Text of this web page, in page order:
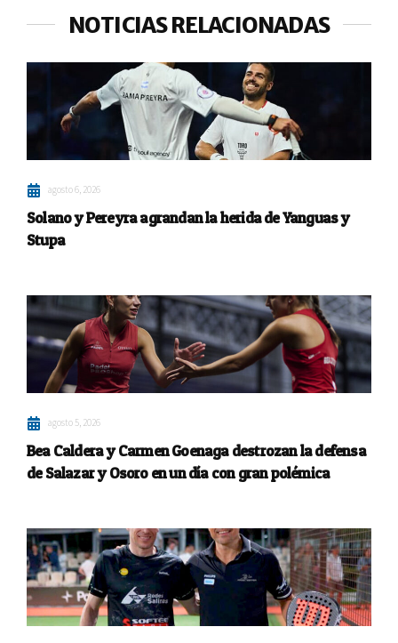
NOTICIAS RELACIONADAS
agosto 6, 2026
Solano y Pereyra agrandan la herida de Yanguas y
Stupa
agosto 5, 2026
Bea Caldera y Carmen Goenaga destrozan la defensa
de Salazar y Osoro en un día con gran polémica